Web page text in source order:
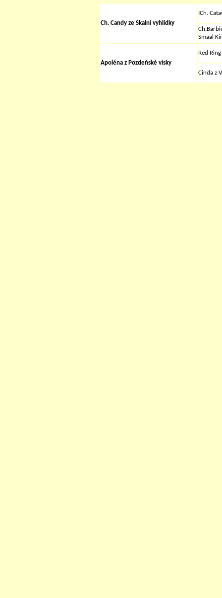
Ch. Candy ze Skalní vyhlídky
ICh.
Ch.
Smaal
Apoléna z Pozdeňské vísky
Red
Cinda z